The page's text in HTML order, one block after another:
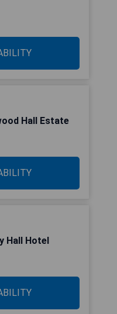
Hall Estate
Hall Hotel